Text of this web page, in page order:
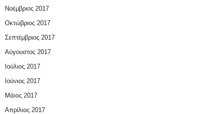
Νοέμβριος 2017
Οκτώβριος 2017
Σεπτέμβριος 2017
Αύγουστος 2017
Ιούλιος 2017
Ιούνιος 2017
Μάιος 2017
Απρίλιος 2017